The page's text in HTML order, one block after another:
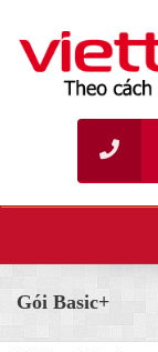
Gói Basic+